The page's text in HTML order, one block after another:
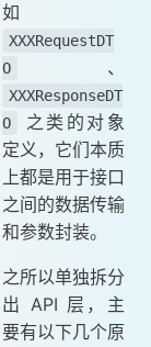
如
XXXRequestDT
O
、
XXXResponseDT
O
之类的对象
定义，它们本质
上都是用于接口
之间的数据传输
和参数封装。
之所以单独拆分
出 API 层，主
要有以下几个原